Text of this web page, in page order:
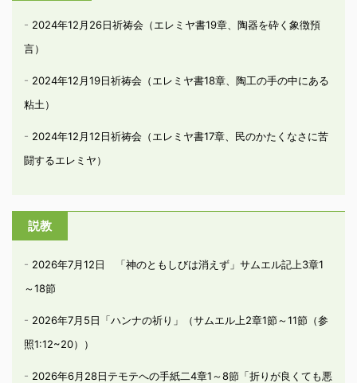
2024年12月26日祈祷会（エレミヤ書19章、陶器を砕く象徴預
言）
2024年12月19日祈祷会（エレミヤ書18章、陶工の手の中にある
粘土）
2024年12月12日祈祷会（エレミヤ書17章、民のかたくなさに苦
闘するエレミヤ）
説教
2026年7月12日 「神のともしびは消えず」サムエル記上3章1
～18節
2026年7月5日「ハンナの祈り」（サムエル上2章1節～11節（参
照1:12~20））
2026年6月28日テモテへの手紙二4章1～8節「折りが良くても悪